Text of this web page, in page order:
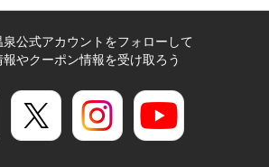
泉公式アカウントをフォローして
報やクーポン情報を受け取ろう